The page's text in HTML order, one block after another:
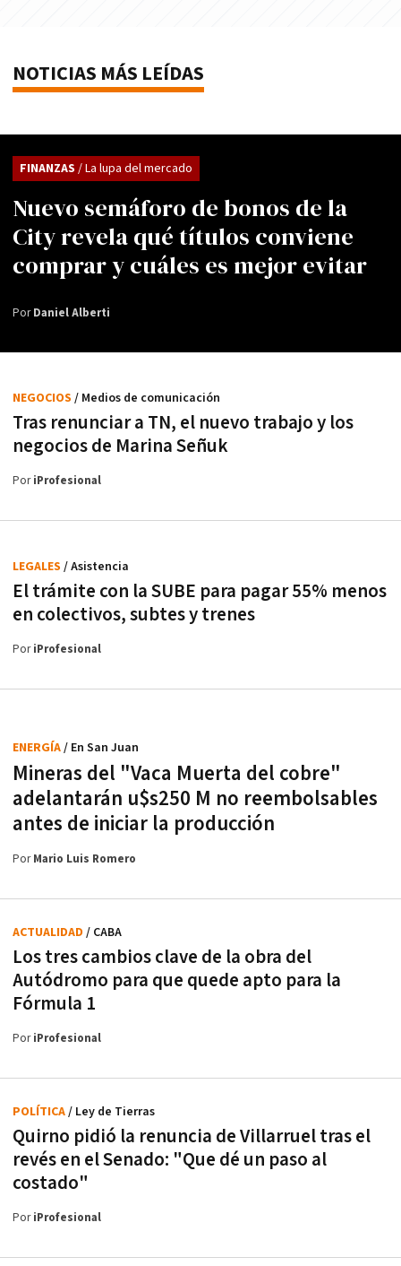
NOTICIAS MÁS LEÍDAS
Nuevo semáforo de bonos de la
City revela qué títulos conviene
comprar y cuáles es mejor evitar
FINANZAS / La lupa del mercado
PorDaniel Alberti
Tras renunciar a TN, el nuevo trabajo y los
negocios de Marina Señuk
NEGOCIOS / Medios de comunicación
PoriProfesional
El trámite con la SUBE para pagar 55% menos
en colectivos, subtes y trenes
LEGALES / Asistencia
PoriProfesional
Mineras del "Vaca Muerta del cobre"
adelantarán u$s250 M no reembolsables
antes de iniciar la producción
ENERGÍA/ En San Juan
PorMario Luis Romero
Los tres cambios clave de la obra del
Autódromo para que quede apto para la
Fórmula 1
ACTUALIDAD / CABA
PoriProfesional
Quirno pidió la renuncia de Villarruel tras el
revés en el Senado: "Que dé un paso al
costado"
POLÍTICA/ Ley de Tierras
PoriProfesional